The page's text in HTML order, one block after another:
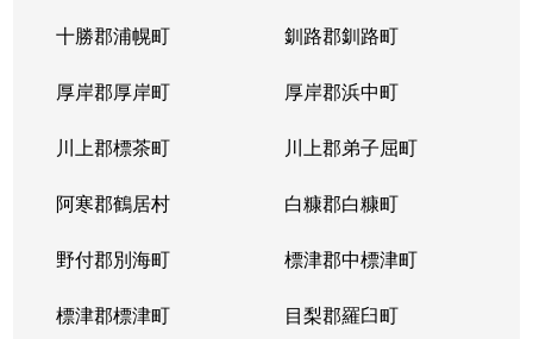
十勝郡浦幌町 釧路郡釧路町
厚岸郡厚岸町 厚岸郡浜中町
川上郡標茶町 川上郡弟子屈町
阿寒郡鶴居村 白糠郡白糠町
野付郡別海町 標津郡中標津町
標津郡標津町 目梨郡羅臼町